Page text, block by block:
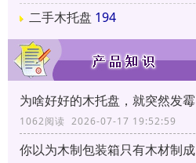
二手木托盘 194
1062阅读 2026-07-17 19:52:59